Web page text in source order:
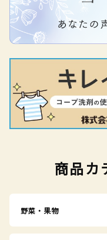
商品カ
野菜・果物